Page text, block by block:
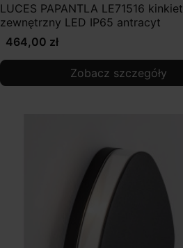
LUCES PAPANTLA LE71516 kinkiet
zewnętrzny LED IP65 antracyt
464,00 zł
Zobacz szczegóły